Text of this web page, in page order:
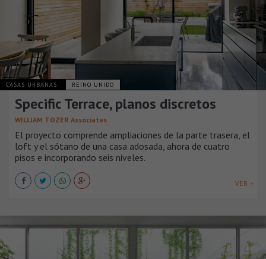
CASAS URBANAS REINO UNIDO
Specific Terrace, planos discretos
WILLIAM TOZER Associates
El proyecto comprende ampliaciones de la parte trasera, el
loft y el sótano de una casa adosada, ahora de cuatro
pisos e incorporando seis niveles.
VER +